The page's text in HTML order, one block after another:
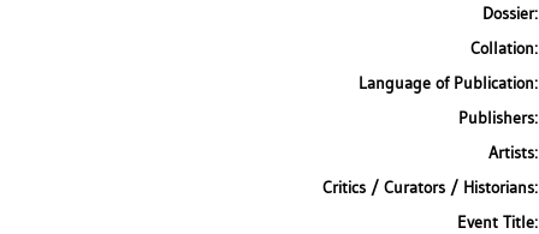
Dossier:
Collation:
Language of Publication:
Publishers:
Artists:
Critics / Curators / Historians:
Event Title: